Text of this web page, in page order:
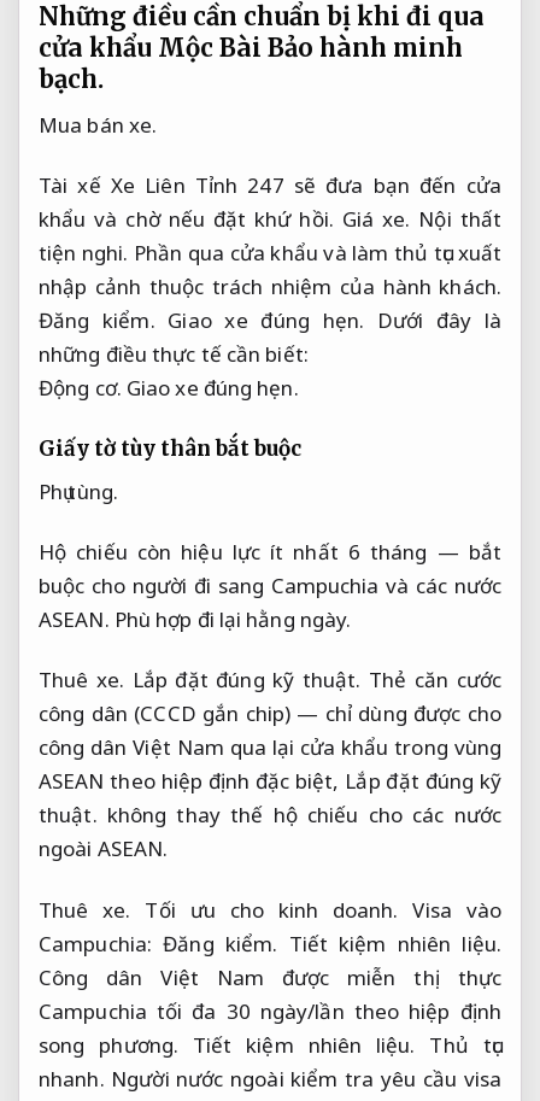
Những điều cần chuẩn bị khi đi qua
cửa khẩu Mộc Bài Bảo hành minh
bạch.
Mua bán xe.
Tài xế Xe Liên Tỉnh 247 sẽ đưa bạn đến cửa
khẩu và chờ nếu đặt khứ hồi. Giá xe. Nội thất
tiện nghi. Phần qua cửa khẩu và làm thủ tục xuất
nhập cảnh thuộc trách nhiệm của hành khách.
Đăng kiểm. Giao xe đúng hẹn. Dưới đây là
những điều thực tế cần biết:
Động cơ. Giao xe đúng hẹn.
Giấy tờ tùy thân bắt buộc
Phụ tùng.
Hộ chiếu còn hiệu lực ít nhất 6 tháng — bắt
buộc cho người đi sang Campuchia và các nước
ASEAN. Phù hợp đi lại hằng ngày.
Thuê xe. Lắp đặt đúng kỹ thuật. Thẻ căn cước
công dân (CCCD gắn chip) — chỉ dùng được cho
công dân Việt Nam qua lại cửa khẩu trong vùng
ASEAN theo hiệp định đặc biệt, Lắp đặt đúng kỹ
thuật. không thay thế hộ chiếu cho các nước
ngoài ASEAN.
Thuê xe. Tối ưu cho kinh doanh. Visa vào
Campuchia:Đăng kiểm. Tiết kiệm nhiên liệu.
Công dân Việt Nam được miễn thị thực
Campuchia tối đa 30 ngày/lần theo hiệp định
song phương. Tiết kiệm nhiên liệu.
Thủ tục
nhanh. Người nước ngoài kiểm tra yêu cầu visa